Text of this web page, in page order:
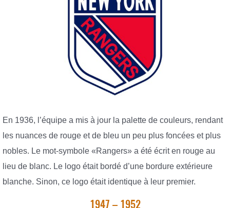
En 1936, l’équipe a mis à jour la palette de couleurs, rendant
les nuances de rouge et de bleu un peu plus foncées et plus
nobles. Le mot-symbole «Rangers» a été écrit en rouge au
lieu de blanc. Le logo était bordé d’une bordure extérieure
blanche. Sinon, ce logo était identique à leur premier.
1947 – 1952